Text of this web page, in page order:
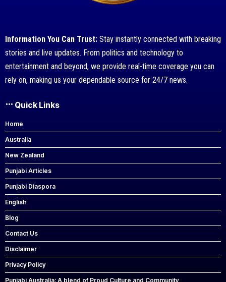
Information You Can Trust: Stay instantly connected with breaking
stories and live updates. From politics and technology to
entertainment and beyond, we provide real-time coverage you can
rely on, making us your dependable source for 24/7 news.
Quick Links
Home
Australia
New Zealand
Punjabi Articles
Punjabi Diaspora
English
Blog
Contact Us
Disclaimer
Privacy Policy
Punjabi Australia: A blend of Proud Culture and Community